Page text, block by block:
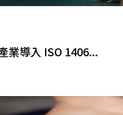
業導入 ISO 1406...